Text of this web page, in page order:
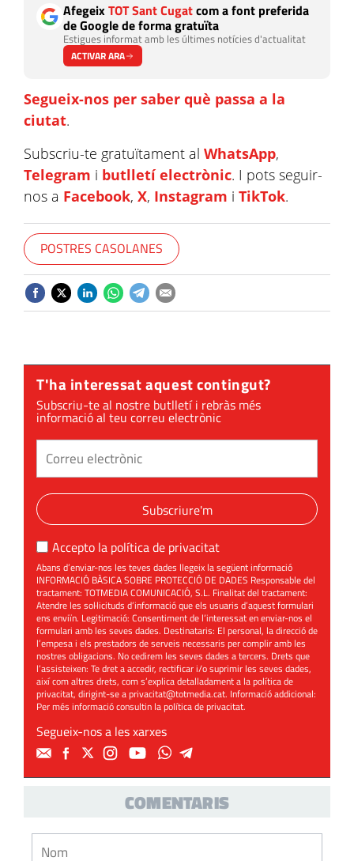
AfegeixTOT Sant Cugatcom a font preferida
de Google de forma gratuïta
Estigues informat amb les últimes notícies d'actualitat
ACTIVAR ARA
Segueix-nos per saber què passa a la
ciutat.
Subscriu-te gratuïtament al WhatsApp,
Telegram i butlletí electrònic. I pots seguir-
nos a Facebook, X, Instagram i TikTok.
POSTRES CASOLANES
T'ha interessat aquest contingut?
Subscriu-te al nostre butlletí i rebràs més
informació al teu correu electrònic
Subscriure'm
Accepto la política de privacitat
Abans d’enviar-nos les teves dades llegeix la següent informació
INFORMACIÓ BÀSICA SOBRE PROTECCIÓ DE DADES Responsable del
tractament: TOTMEDIA COMUNICACIÓ, S.L. Finalitat del tractament:
Atendre les sol·licituds d’informació que els usuaris d’aquest formulari
ens enviïn. Legitimació: Consentiment de l’interessat en enviar-nos el
formulari amb les seves dades. Destinataris: El personal, la direcció de
l’empesa i els prestadors de serveis necessaris per complir amb les
nostres obligacions. No cedirem les seves dades a tercers. Drets que
l’assisteixen: Te dret a accedir, rectificar i/o suprimir les seves dades,
així com altres drets, com s’explica detalladament a la política de
privacitat, dirigint-se aprivacitat@totmedia.cat. Informació addicional:
Per més informació consultin lapolítica de privacitat.
Segueix-nos a les xarxes
COMENTARIS